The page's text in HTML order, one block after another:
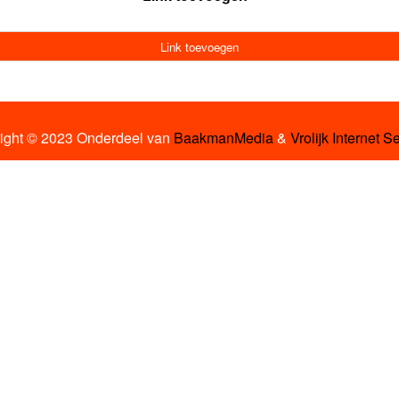
Link toevoegen
© 2023 Onderdeel van BaakmanMedia& Vrolijk Internet